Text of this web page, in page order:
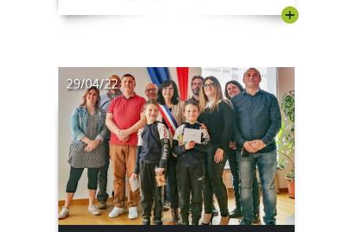
+
29/04/22